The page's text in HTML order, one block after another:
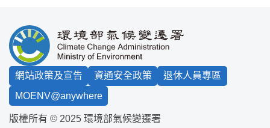
網站政策及宣告 資通安全政策
退休人員專區
MOENV@anywhere
版權所有 © 2025 環境部氣候變遷署